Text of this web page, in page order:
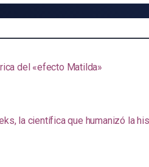
del «efecto Matilda»
la científica que humanizó la